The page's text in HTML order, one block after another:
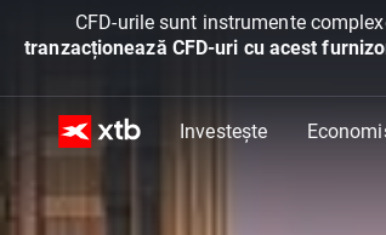
CFD-urile sunt instrumente
tranzacționează CFD-uri cu acest
Investește